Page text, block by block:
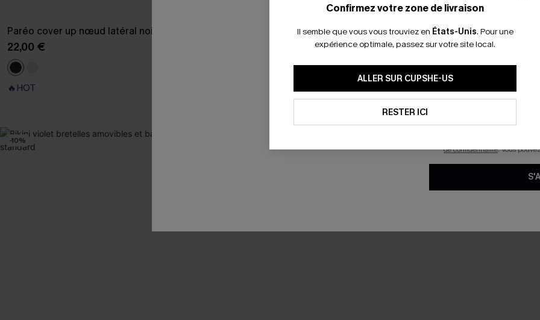
Paréo cover up nœud latéral noire
22,00 €
🔥HOT
Bikini longline à col en V et taille haute
Maillot de bain une pièce
sculptant
Ventre Plat +
-10%
Confirmez votre zone de livraison
Il semble que vous vous trouviez en États-Unis. Pour une
expérience optimale, passez sur votre site local.
ALLER SUR CUPSHE-US
RESTER ICI
*Un code par
mails marketing (y compris
reconnaissez avoir pris
pouvons utiliser les données
de confidentialité. Vous